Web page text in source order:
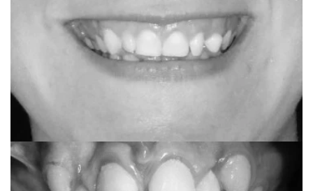
Martina
Fiksni estetski aparat i
Invisalign comprehensive